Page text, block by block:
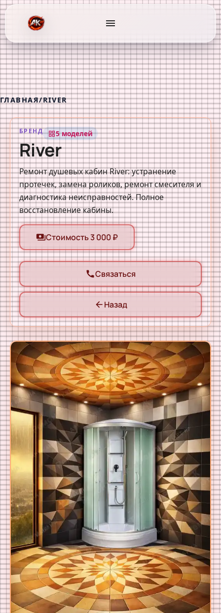
menu
ГЛАВНАЯ/RIVER
БРЕНД grid_view5 моделей
River
Ремонт душевых кабин River: устранение
протечек, замена роликов, ремонт смесителя и
диагностика неисправностей. Полное
восстановление кабины.
paymentsСтоимость 3 000 ₽
callСвязаться
arrow_back Назад